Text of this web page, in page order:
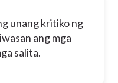
unang kritiko ng
ang mga
salita.